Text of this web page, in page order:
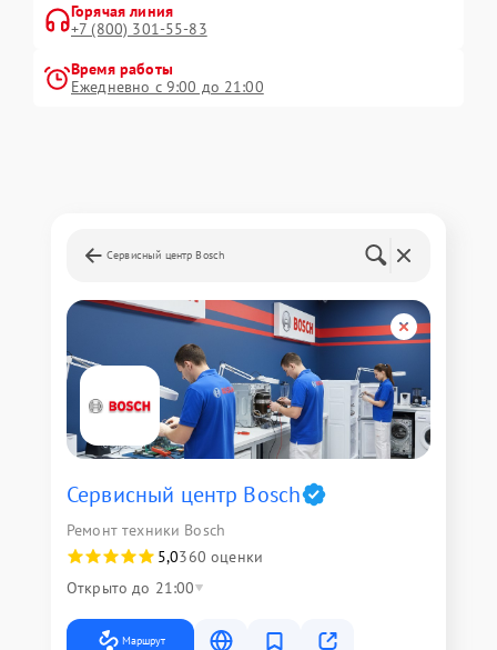
Горячая линия
+7 (800) 301-55-83
Время работы
Ежедневно с 9:00 до 21:00
Сервисный центр Bosch
Сервисный центр Bosch
Ремонт техники Bosch
5,0360 оценки
Открыто до 21:00
Маршрут